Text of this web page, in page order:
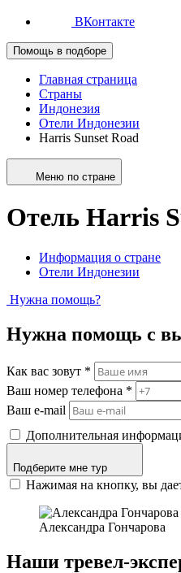
ВКонтакте
Помощь в подборе
Главная страница
Страны
Индонезия
Отели Индонезии
Harris Sunset Road
Меню по стране
Отель Harris
Информация о стране
Отели Индонезии
Нужна помощь?
Нужна помощь с
Как вас зовут *
Ваш номер телефона *
Ваш e-mail
Дополнительная
Подберите мне тур
Нажимая на кнопку, вы
Александра Гончарова
Наши тревел-